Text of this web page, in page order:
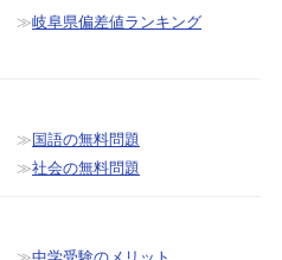
岐阜県偏差値ランキング
国語の無料問題
社会の無料問題